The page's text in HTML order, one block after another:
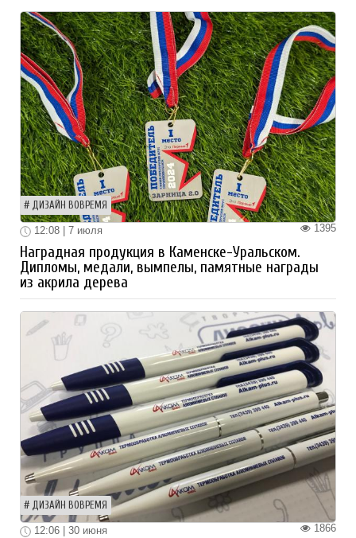
ДИЗАЙН ВОВРЕМЯ
1395
12:08 | 7 июля
Наградная продукция в Каменске-Уральском.
Дипломы, медали, вымпелы, памятные награды
из акрила дерева
ДИЗАЙН ВОВРЕМЯ
1866
12:06 | 30 июня